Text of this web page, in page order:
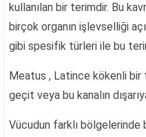
kullanılan bir terimdir. Bu
birçok organın işlevselliği
gibi spesifik türleri ile bu
Meatus , Latince kökenli
geçit veya bu kanalın
Vücudun farklı bölgelerinde